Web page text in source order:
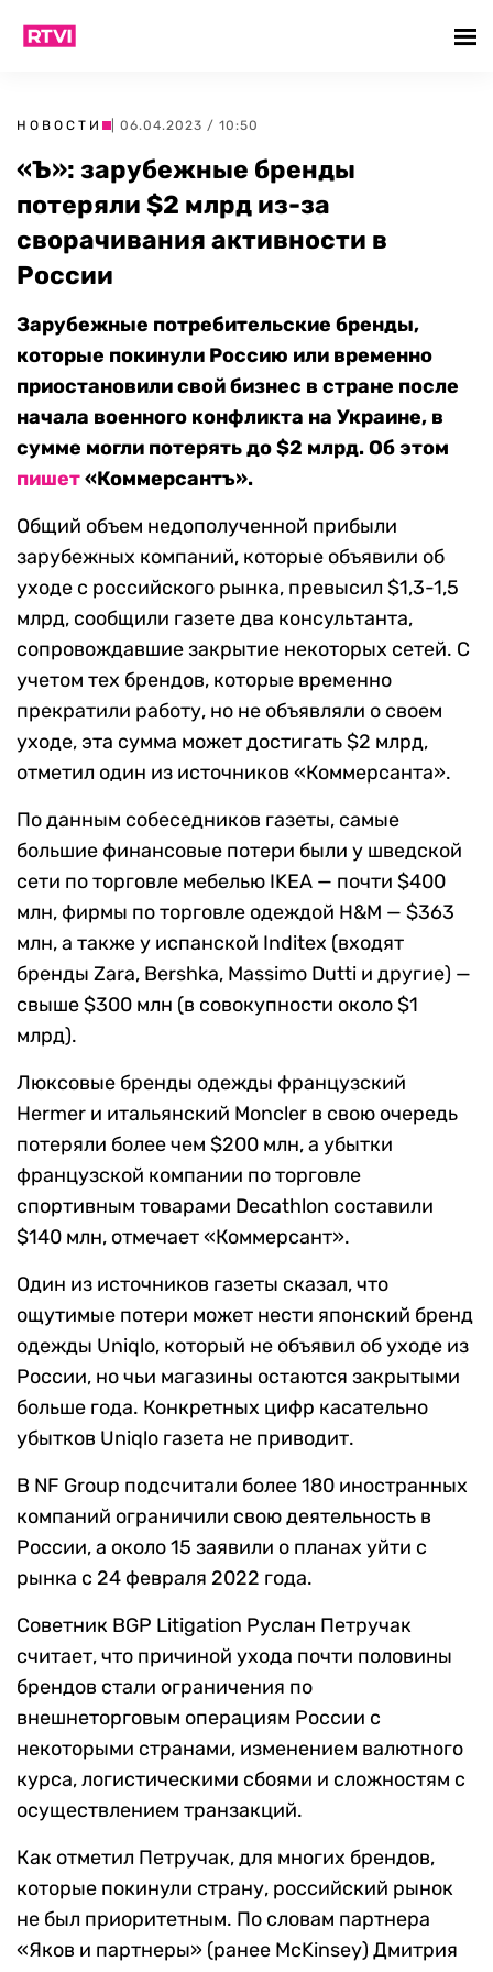
НОВОСТИ | 06.04.2023 / 10:50
«Ъ»: зарубежные бренды
потеряли $2 млрд из-за
сворачивания активности в
России
Зарубежные потребительские бренды,
которые покинули Россию или временно
приостановили свой бизнес в стране после
начала военного конфликта на Украине, в
сумме могли потерять до $2 млрд. Об этом
пишет«Коммерсантъ».
Общий объем недополученной прибыли
зарубежных компаний, которые объявили об
уходе с российского рынка, превысил $1,3-1,5
млрд, сообщили газете два консультанта,
сопровождавшие закрытие некоторых сетей. С
учетом тех брендов, которые временно
прекратили работу, но не объявляли о своем
уходе, эта сумма может достигать $2 млрд,
отметил один из источников «Коммерсанта».
По данным собеседников газеты, самые
большие финансовые потери были у шведской
сети по торговле мебелью IKEA — почти $400
млн, фирмы по торговле одеждой H&M — $363
млн, а также у испанской Inditex (входят
бренды Zara, Bershka, Massimo Dutti и другие) —
свыше $300 млн (в совокупности около $1
млрд).
Люксовые бренды одежды французский
Hermer и итальянский Moncler в свою очередь
потеряли более чем $200 млн, а убытки
французской компании по торговле
спортивным товарами Decathlon составили
$140 млн, отмечает «Коммерсант».
Один из источников газеты сказал, что
ощутимые потери может нести японский бренд
одежды Uniqlo, который не объявил об уходе из
России, но чьи магазины остаются закрытыми
больше года. Конкретных цифр касательно
убытков Uniqlo газета не приводит.
В NF Group подсчитали более 180 иностранных
компаний ограничили свою деятельность в
России, а около 15 заявили о планах уйти с
рынка с 24 февраля 2022 года.
Советник BGP Litigation Руслан Петручак
считает, что причиной ухода почти половины
брендов стали ограничения по
внешнеторговым операциям России с
некоторыми странами, изменением валютного
курса, логистическими сбоями и сложностям с
осуществлением транзакций.
Как отметил Петручак, для многих брендов,
которые покинули страну, российский рынок
не был приоритетным. По словам партнера
«Яков и партнеры» (ранее McKinsey) Дмитрия